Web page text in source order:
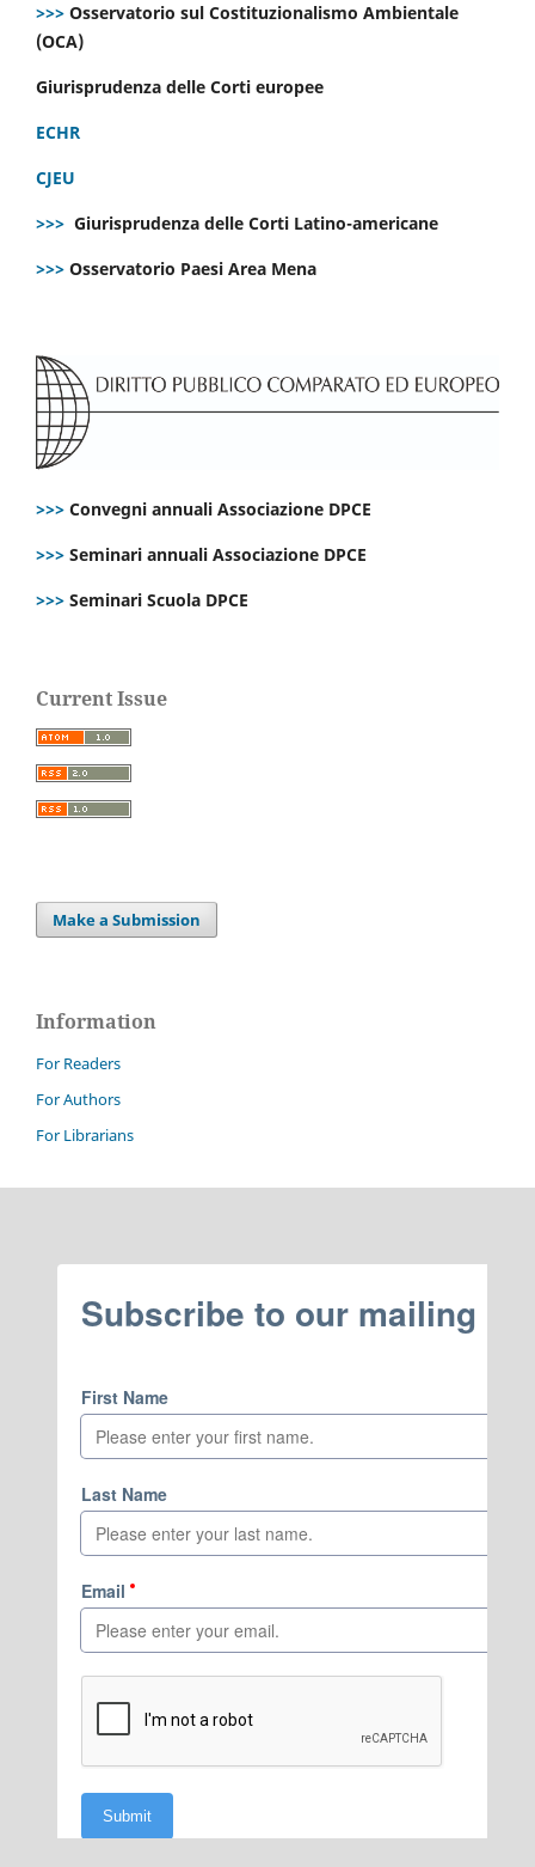
>>> Osservatorio sul Costituzionalismo Ambientale
(OCA)
Giurisprudenza delle Corti europee
ECHR
CJEU
>>> Giurisprudenza delle Corti Latino-americane
>>> Osservatorio Paesi Area Mena
>>> Convegni annuali Associazione DPCE
>>> Seminari annuali Associazione DPCE
>>> Seminari Scuola DPCE
Current Issue
Make a Submission
Information
For Readers
For Authors
For Librarians